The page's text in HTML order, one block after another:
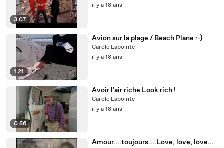
3:07
il y a 18 ans
1:21
Avion sur la plage / Beach Plane :-)
Carole Lapointe
il y a 18 ans
0:56
Avoir l'air riche Look rich !
Carole Lapointe
il y a 18 ans
Amour....toujours....Love, love, love...